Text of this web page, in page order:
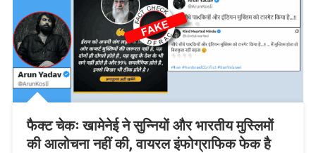
फैक्ट चेकः खामेनेई ने सुन्नियों और भारतीय मुस्लिमों
की आलोचना नहीं की, वायरल इंफोग्राफिक फेक है